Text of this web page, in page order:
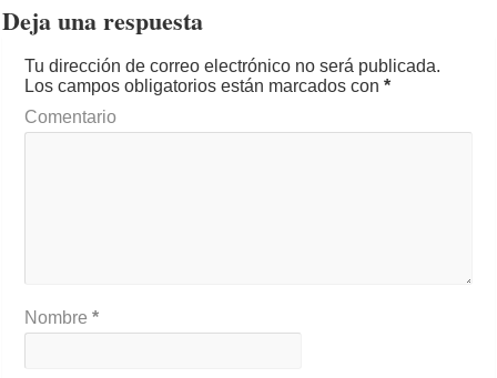
Deja una respuesta
Tu dirección de correo electrónico no será publicada.
Los campos obligatorios están marcados con*
Comentario
Nombre*